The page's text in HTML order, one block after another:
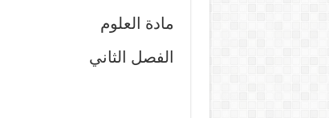
مادة العلوم
الفصل الثاني